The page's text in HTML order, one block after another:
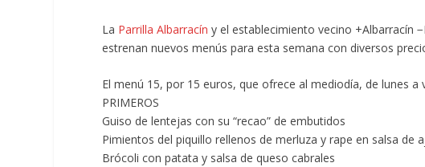
La Parrilla Albarracín y el establecimiento vecino +Albarracín
estrenan nuevos menús para esta semana con diversos
El menú 15, por 15 euros,que ofrece al mediodía, de lunes a
PRIMEROS
Guiso de lentejas con su “recao” de embutidos
Pimientos del piquillo rellenos de merluza y rape en salsa de
Brócoli con patata y salsa de queso cabrales